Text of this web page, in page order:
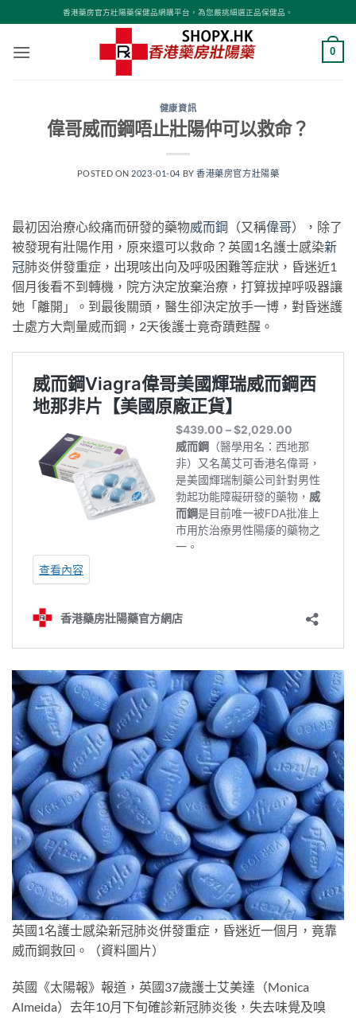
to
content
香港藥房官方壯陽藥保健品網購平台，為您嚴挑細選正品保健品。
0
健康資訊
偉哥威而鋼唔止壯陽仲可以救命？
POSTED ON 2023-01-04 BY香港藥房官方壯陽藥
最初因治療心絞痛而研發的藥物威而鋼 （又稱偉哥），除了
被發現有壯陽作用，原來還可以救命？英國1名護士感染新
冠肺炎併發重症，出現咳出向及呼吸困難等症狀，昏迷近1
個月後看不到轉機，院方決定放棄治療，打算拔掉呼吸器讓
她「離開」。到最後關頭，醫生卻決定放手一博，對昏迷護
士處方大劑量威而鋼，2天後護士竟奇蹟甦醒。
英國1名護士感染新冠肺炎併發重症，昏迷近一個月，竟靠
威而鋼救回。（資料圖片）
英國《太陽報》報道，英國37歲護士艾美達（Monica
Almeida）去年10月下旬確診新冠肺炎後，失去味覺及嗅